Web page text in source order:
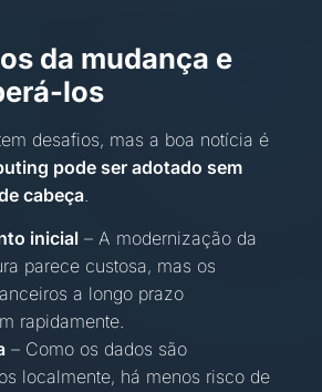
da mudança e
los
desafios, mas a boa notícia é
pode ser adotado sem
cabeça
inicial – A modernização da
parece custosa, mas os
a longo prazo
rapidamente.
– Como os dados são
localmente, há menos risco de